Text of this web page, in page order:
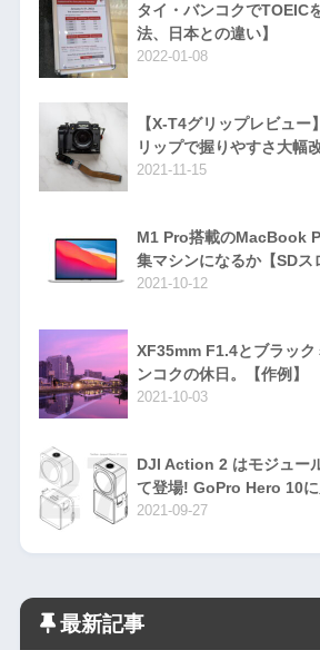
タイ・バンコクでTOEIC
法、日本との違い】
2022-01-08
【X-T4グリップレビュ
リップで握りやすさ大幅
2021-11-15
M1 Pro搭載のMacBook
集マシンになるか【SDス
2021-10-12
XF35mm F1.4とブラッ
ンコクの休日。【作例】
2021-10-03
DJI Action 2 はモジュー
て登場! GoPro Hero 10に
2021-09-27
最新記事